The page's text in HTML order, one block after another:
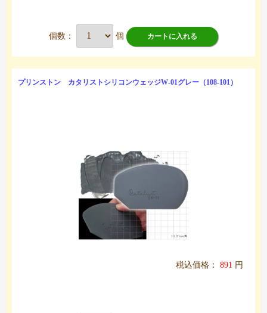
個数： 個 カートに入れる
プリンストン カタリストシリコンウェッジW-01グレー（108-101）
税込価格： 891 円